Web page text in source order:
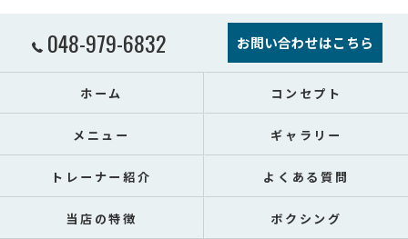
048-979-6832 お問い合わせはこちら
ホーム コンセプト
メニュー ギャラリー
トレーナー紹介 よくある質問
当店の特徴 ボクシング